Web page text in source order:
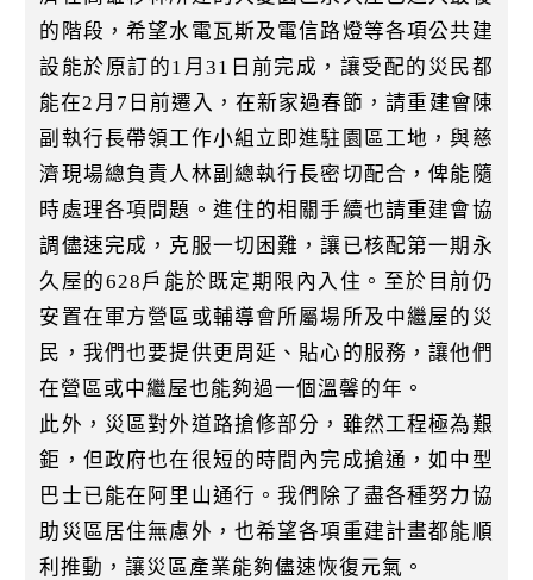
的階段，希望水電瓦斯及電信路燈等各項公共建
設能於原訂的1月31日前完成，讓受配的災民都
能在2月7日前遷入，在新家過春節，請重建會陳
副執行長帶領工作小組立即進駐園區工地，與慈
濟現場總負責人林副總執行長密切配合，俾能隨
時處理各項問題。進住的相關手續也請重建會協
調儘速完成，克服一切困難，讓已核配第一期永
久屋的628戶能於既定期限內入住。至於目前仍
安置在軍方營區或輔導會所屬場所及中繼屋的災
民，我們也要提供更周延、貼心的服務，讓他們
在營區或中繼屋也能夠過一個溫馨的年。
此外，災區對外道路搶修部分，雖然工程極為艱
鉅，但政府也在很短的時間內完成搶通，如中型
巴士已能在阿里山通行。我們除了盡各種努力協
助災區居住無慮外，也希望各項重建計畫都能順
利推動，讓災區產業能夠儘速恢復元氣。